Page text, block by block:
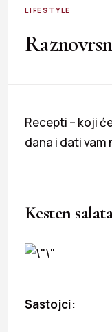
LIFESTYLE
Recepti – koji
dana i dati
Kesten
Sastojci: